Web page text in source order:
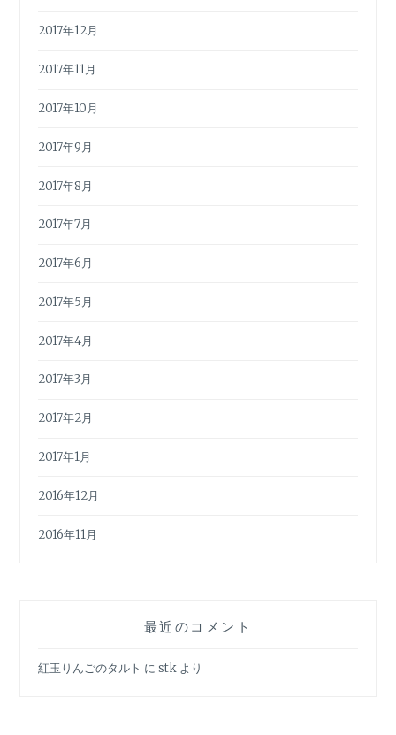
2017年12月
2017年11月
2017年10月
2017年9月
2017年8月
2017年7月
2017年6月
2017年5月
2017年4月
2017年3月
2017年2月
2017年1月
2016年12月
2016年11月
最近のコメント
紅玉りんごのタルト にstk より